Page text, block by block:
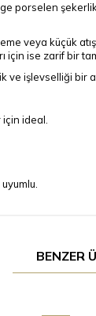
porselen
veya küçük
ise zarif bir
ve işlevselliği
için ideal.
BENZER